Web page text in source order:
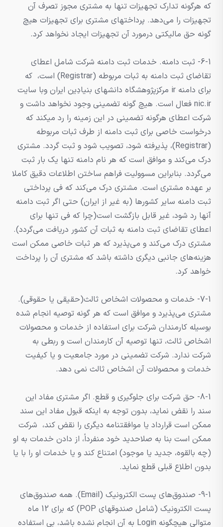
که هرگونه تدارک تجهیزات تنها به مشتری مجوز تصرف آن
تجهیزات را می‌دهد. پرداختهای مشتری برای تجهیزات هیچ
گونه حق مالیکتی درمورد آن تجهیزات ایجاد نخواهد کرد.
6-1- ثبت دامنه. خدمات ثبت دامنه شرکت شامل اعطای
تقاضای ثبت دامنه به ثبات مربوطه (Registrar) است، که
برای دامنه ir مرکزپژوهشگاه دانشهای بنیادِین ایران وبا سایت
nic.ir فعال است. هیچ گونه تضمینی وجود نخواهد داشت و
شرکت اعطای هرگونه تضمینی در این زمینه را رد میکند که
درخواست خاصی برای ثبت دامنه از طرف ثبات مربوطه
(Registrar)، پذیرفته شود، تصویب شود و ثبت گردد. مشتری
درک می‌کند و موافق است که هر نام دامنه تنها یک بار ثبت
می‌گردد. بنابراین مسوولیت فراهم ساختن اطلاعات دقیق کاملا
بر عهده مشتری است. مشتری درک می‌کند که فی پرداختی
ثبت دامنه سایر کشورها (به غیر از ایران) حتی اگر ثبت دامنه
آنها رد شود، غیر قابل بازگشت است(چرا که فی تنها برای
اعطای تقاضای ثبت دامنه به ثبات آن کشور دریافت می‌گردد).
مشتری درک می‌کند و می‌پذیرد که هر ثبات خاصی ممکن است
هزینه‌های جانبی دیگری داشته باشد که مشتری آن را پرداخت
خواهد کرد.
7-1- خدمات و محصولات اشخاص ثالث(حقیقی یا حقوقی).
مشتری می‌پذیرد و موافق است که هر گونه توصیه انجام شده
بوسیله کارمندان شرکت برای استفاده از خدمات و محصولات
اشخاص ثالث، تنها توصیه آن کارمندان است و ربطی به
شرکت ندارد. شرکت تضمینی در مورد جامعیت و یا کیفیت
خدمات و محصولات آن اشخاص ثالث نمی دهد.
8-1- حق شرکت برای جلوگیری و قطع. اگر مشتری مفاد این
سند را نقض نماید، بدون توجه به اینکه قبول مفاد این سند
ممکن است قرارداد یا موافقتنامه دیگری را نقض کند، شرکت
ممکن است بنا به صلاحدید خود منفرداً، از دادن خدمات به او
(چه بالقوه، جدید یا موجود) امتناع کند و یا خدمات او را با یا
بدون اطلاع قبلی قطع نماید.
9-1- صندوق‌های پست الکترونیک (Email). همه صندوق‌های
پست الکترونیک (شامل صندوقهای POP) که برای 12 ماه
متوالی هیچگونه Login به آن انجام نشده باشد، بی استفاده